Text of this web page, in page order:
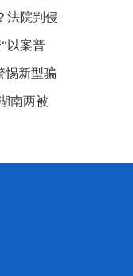
法院判侵
以案普
惕新型骗
南两被